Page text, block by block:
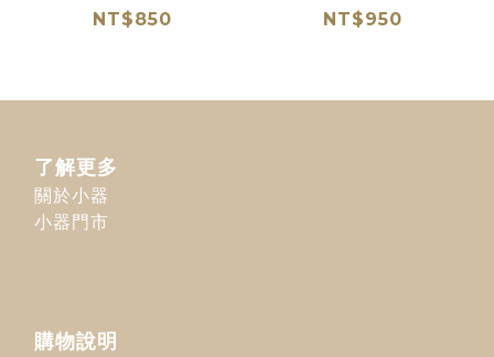
NT$850
NT$950
了解更多
關於小器
小器門市
購物說明